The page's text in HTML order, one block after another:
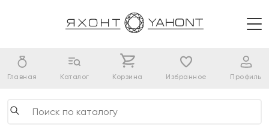
Главная Каталог Корзина Избранное Профиль